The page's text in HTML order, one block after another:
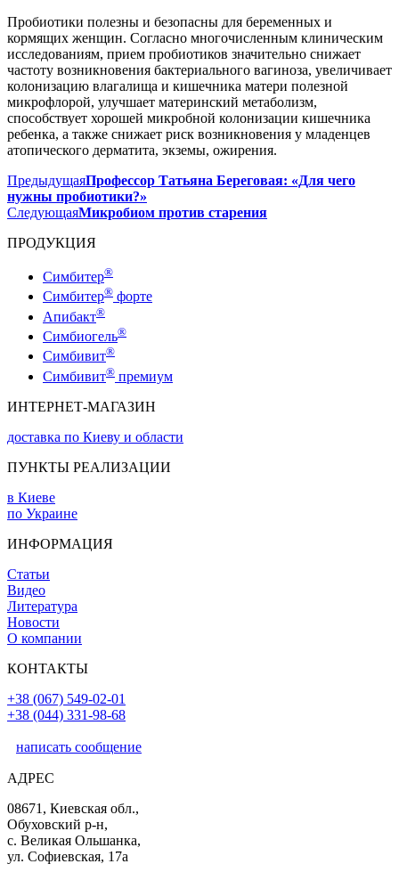
Пробиотики полезны и безопасны для беременных и
кормящих женщин. Согласно многочисленным клиническим
исследованиям, прием пробиотиков значительно снижает
частоту возникновения бактериального вагиноза, увеличивает
колонизацию влагалища и кишечника матери полезной
микрофлорой, улучшает материнский метаболизм,
способствует хорошей микробной колонизации кишечника
ребенка, а также снижает риск возникновения у младенцев
атопического дерматита, экземы, ожирения.
ПредыдущаяПрофессор Татьяна Береговая: «Для чего
нужны пробиотики?»
СледующаяМикробиом против старения
ПРОДУКЦИЯ
Симбитер®
Симбитер® форте
Апибакт®
Симбиогель®
Симбивит®
Симбивит® премиум
ИНТЕРНЕТ-МАГАЗИН
доставка по Киеву и области
ПУНКТЫ РЕАЛИЗАЦИИ
в Киеве
по Украине
ИНФОРМАЦИЯ
Статьи
Видео
Литература
Новости
О компании
КОНТАКТЫ
+38 (067) 549-02-01
+38 (044) 331-98-68
написать сообщение
АДРЕС
08671, Киевская обл.,
Обуховский р-н,
с. Великая Ольшанка,
ул. Софиевская, 17а